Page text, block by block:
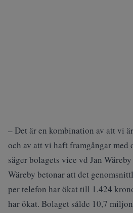
– Det är en kombination av att vi
och av att vi haft framgångar med
säger bolagets vice vd Jan
Wäreby betonar att det
per telefon har ökat till 1.424
har ökat. Bolaget sålde 10,7